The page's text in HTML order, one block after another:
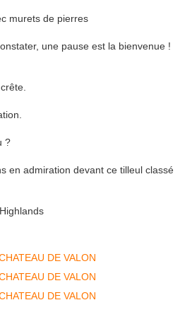
murets de pierres
une pause est la bienvenue !
?
en admiration devant ce tilleul classé